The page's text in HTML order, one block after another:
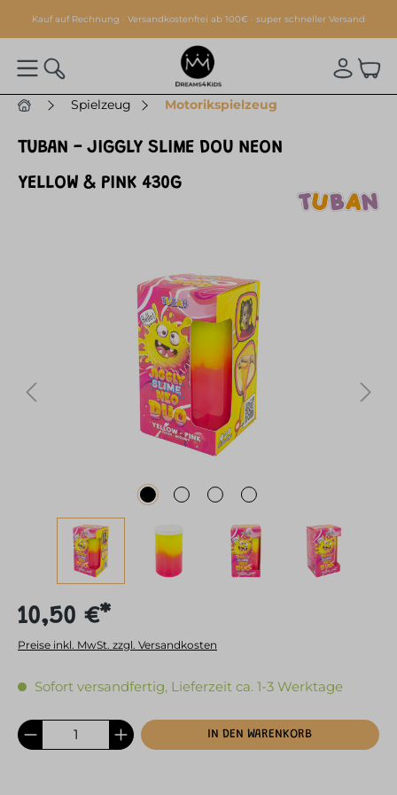
springen
Kauf auf Rechnung · Versandkostenfrei ab 100€ · super schneller Versand
Spielzeug Motorikspielzeug
TUBAN - JIGGLY SLIME DOU NEON
YELLOW & PINK 430G
Bildergalerie überspringen
10,50 €*
Preise inkl. MwSt. zzgl. Versandkosten
Sofort versandfertig, Lieferzeit ca. 1-3 Werktage
IN DEN WARENKORB